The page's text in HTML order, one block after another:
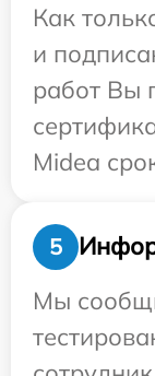
Как
и
работ Вы
Midea
5
Мы